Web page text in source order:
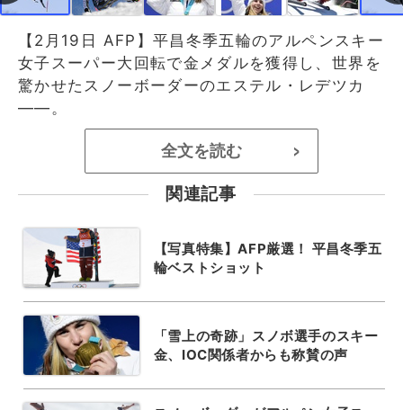
【2月19日 AFP】平昌冬季五輪のアルペンスキー
女子スーパー大回転で金メダルを獲得し、世界を
驚かせたスノーボーダーのエステル・レデツカ
――。
全文を読む >
関連記事
【写真特集】AFP厳選！ 平昌冬季五
輪ベストショット
「雪上の奇跡」スノボ選手のスキー
金、IOC関係者からも称賛の声